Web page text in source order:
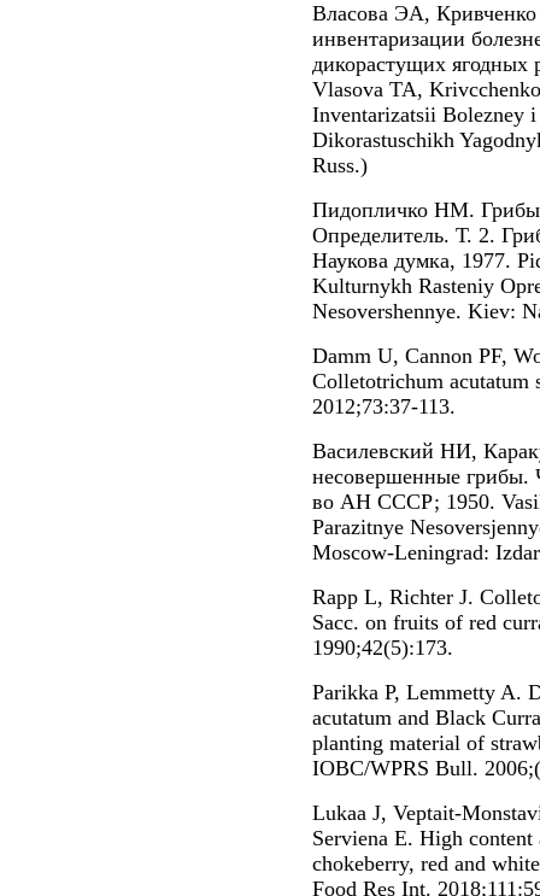
Власова ЭА,
инвентаризации
дикорастущих ягодных
Vlasova TA,
Inventarizatsii
Dikorastuschikh
Russ.)
Пидопличко НМ. Грибы-
Определитель. Т. 2.
Наукова думка, 1977.
Kulturnykh Rasteniy
Nesovershennye. Kiev:
Damm U, Cannon PF,
Colletotrichum acutatum
2012;73:37-113.
Василевский НИ,
несовершенные
во АН СССР; 1950.
Parazitnye
Moscow-Leningrad:
Rapp L, Richter J.
Sacc. on fruits of red
1990;42(5):173.
Parikka P, Lemmetty A.
acutatum and Black
planting material of
IOBC/WPRS Bull.
Lukaa J, Veptait-
Serviena E. High
chokeberry, red and
Food Res Int.